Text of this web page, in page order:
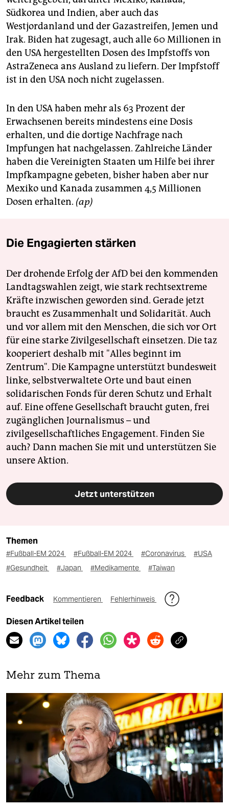
Südkorea und Indien, aber auch das
Westjordanland und der Gazastreifen, Jemen und
Irak. Biden hat zugesagt, auch alle 60 Millionen in
den USA hergestellten Dosen des Impfstoffs von
AstraZeneca ans Ausland zu liefern. Der Impfstoff
ist in den USA noch nicht zugelassen.
In den USA haben mehr als 63 Prozent der
Erwachsenen bereits mindestens eine Dosis
erhalten, und die dortige Nachfrage nach
Impfungen hat nachgelassen. Zahlreiche Länder
haben die Vereinigten Staaten um Hilfe bei ihrer
Impfkampagne gebeten, bisher haben aber nur
Mexiko und Kanada zusammen 4,5 Millionen
Dosen erhalten. (ap)
Die Engagierten stärken
Der drohende Erfolg der AfD bei den kommenden
Landtagswahlen zeigt, wie stark rechtsextreme
Kräfte inzwischen geworden sind. Gerade jetzt
braucht es Zusammenhalt und Solidarität. Auch
und vor allem mit den Menschen, die sich vor Ort
für eine starke Zivilgesellschaft einsetzen. Die taz
kooperiert deshalb mit "Alles beginnt im
Zentrum". Die Kampagne unterstützt bundesweit
linke, selbstverwaltete Orte und baut einen
solidarischen Fonds für deren Schutz und Erhalt
auf. Eine offene Gesellschaft braucht guten, frei
zugänglichen Journalismus – und
zivilgesellschaftliches Engagement. Finden Sie
auch? Dann machen Sie mit und unterstützen Sie
unsere Aktion.
Jetzt unterstützen
Themen
#Fußball-EM 2024 #Fußball-EM 2024 #Coronavirus
#USA
#Gesundheit
#Japan #Medikamente #Taiwan
Feedback Kommentieren Fehlerhinweis
Diesen Artikel teilen
Mehr zum Thema